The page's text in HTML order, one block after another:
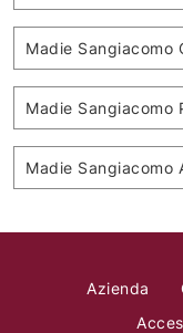
Madie Sangiacomo
Madie Sangiacomo
Madie Sangiacomo
Azienda